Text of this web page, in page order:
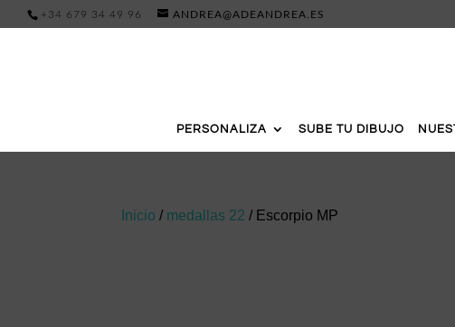
+34 679 34 49 96 ANDREA@ADEANDREA.ES
PERSONALIZA SUBE TU DIBUJO
Inicio / medallas 22 / Escorpio MP